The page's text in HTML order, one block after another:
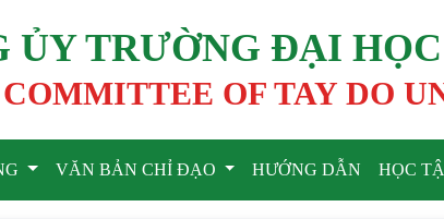
ỦY TRƯỜNG ĐẠI
OF TAY DO
VĂN BẢN CHỈ ĐẠO HƯỚNG DẪN HỌC